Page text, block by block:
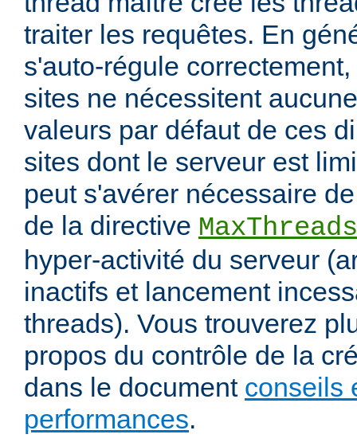
traiter les requêtes. En
s'auto-régule
sites ne nécessitent
valeurs par défaut de ces
sites dont le serveur est
peut s'avérer nécessaire
de la directive MaxThreads
hyper-activité du serveur
inactifs et lancement
threads). Vous trouverez
propos du contrôle de la
dans le document conseils
performances.